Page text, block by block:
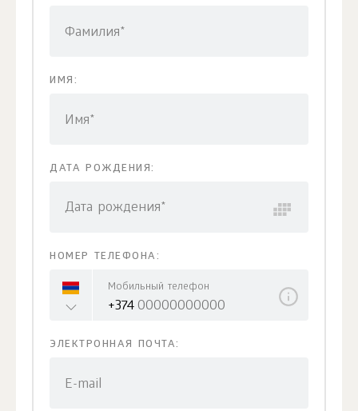
Фамилия*
ИМЯ:
Имя*
ДАТА РОЖДЕНИЯ:
Дата рождения*
НОМЕР ТЕЛЕФОНА:
Мобильный телефон
+374
ЭЛЕКТРОННАЯ ПОЧТА:
E-mail